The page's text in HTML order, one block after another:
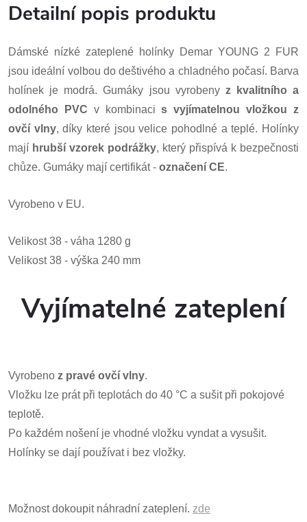
Detailní popis produktu
Dámské nízké zateplené holínky Demar YOUNG 2 FUR
jsou ideální volbou do deštivého a chladného počasí. Barva
holínek je modrá. Gumáky jsou vyrobeny z
kvalitního a
odolného PVC v kombinacis vyjímatelnou vložkou z
ovčí vlny, díky které jsou velice pohodlné a teplé. Holínky
mají hrubší vzorek podrážky, který přispívá k bezpečnosti
chůze. Gumáky mají certifikát - označení CE.
Vyrobeno v EU.
Velikost 38 - váha 1280 g
Velikost 38 - výška 240 mm
Vyjímatelné zateplení
Vyrobeno z pravé ovčí vlny.
Vložku lze prát při teplotách do 40 °C a sušit při pokojové
teplotě.
Po každém nošení je vhodné vložku vyndat a vysušit.
Holínky se dají používat i bez vložky.
Možnost dokoupit náhradní zateplení. zde